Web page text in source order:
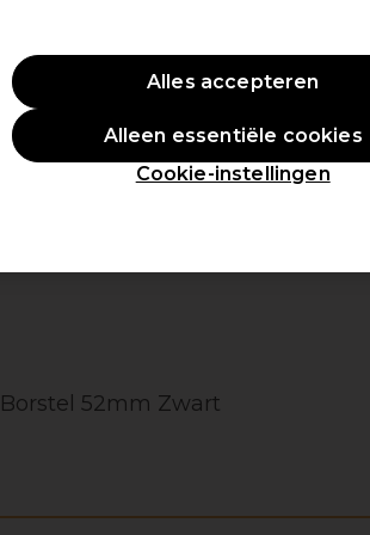
Inspiratie Professionele Awards
52mm Zwart
Cookie-instellingen
Alleen essentiële cookies
Alles accepteren